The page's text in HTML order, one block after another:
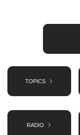
TOPICS
RADIO